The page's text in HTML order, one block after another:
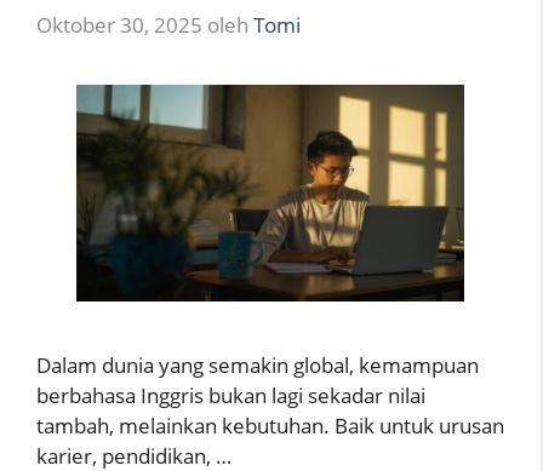
Oktober 30, 2025 oleh Tomi
Dalam dunia yang semakin global, kemampuan
berbahasa Inggris bukan lagi sekadar nilai
tambah, melainkan kebutuhan. Baik untuk urusan
karier, pendidikan, …